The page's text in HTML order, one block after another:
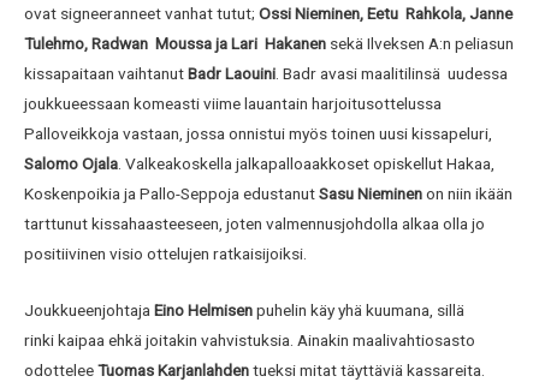
ovat signeeranneet vanhat tutut; Ossi Nieminen, Eetu Rahkola, Janne
Tulehmo, Radwan Moussa ja Lari Hakanen sekä Ilveksen A:n peliasun
kissapaitaan vaihtanutBadr Laouini. Badr avasi maalitilinsä uudessa
joukkueessaan komeasti viime lauantain harjoitusottelussa
Palloveikkoja vastaan, jossa onnistui myös toinen uusi kissapeluri,
Salomo Ojala. Valkeakoskella jalkapalloaakkoset opiskellut Hakaa,
Koskenpoikia ja Pallo-Seppoja edustanutSasu Nieminenon niin ikään
tarttunut kissahaasteeseen, joten valmennusjohdolla alkaa olla jo
positiivinen visio ottelujen ratkaisijoiksi.
JoukkueenjohtajaEino Helmisenpuhelin käy yhä kuumana, sillä
rinki kaipaa ehkä joitakin vahvistuksia. Ainakin maalivahtiosasto
odotteleeTuomas Karjanlahdentueksi mitat täyttäviä kassareita.